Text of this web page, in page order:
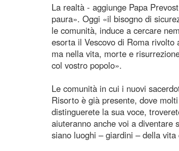
La realtà - aggiunge Papa
paura». Oggi «il bisogno di
le comunità, induce a cercare
esorta il Vescovo di Roma
ma nella vita, morte e
col vostro popolo».
Le comunità in cui i nuovi
Risorto è già presente, dove
distinguerete la sua voce,
aiuteranno anche voi a diventare
siano luoghi – giardini – della